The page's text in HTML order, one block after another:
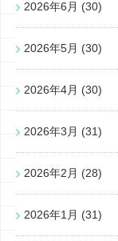
2026年6月 (30)
2026年5月 (30)
2026年4月 (30)
2026年3月 (31)
2026年2月 (28)
2026年1月 (31)